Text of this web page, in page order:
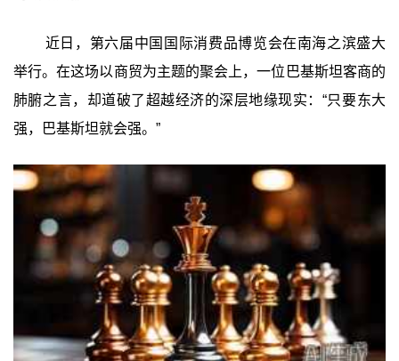
近日，第六届中国国际消费品博览会在南海之滨盛大
举行。在这场以商贸为主题的聚会上，一位巴基斯坦客商的
肺腑之言，却道破了超越经济的深层地缘现实：“只要东大
强，巴基斯坦就会强。”